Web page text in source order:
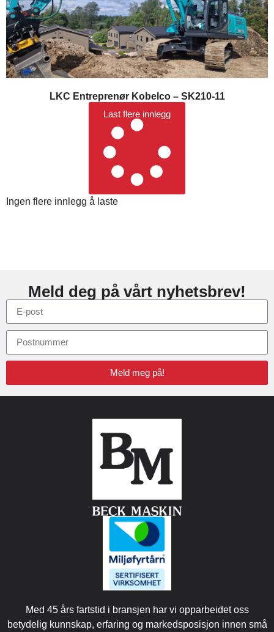
LKC Entreprenør Kobelco – SK210-11
Last flere innlegg
Ingen flere innlegg å laste
Meld deg på vårt nyhetsbrev!
Meld meg på!
Med 45 års fartstid i bransjen har vi opparbeidet oss
betydelig kunnskap, erfaring og markedsposisjon innen små